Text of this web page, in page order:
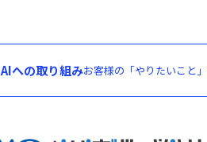
AIへの取り組みお客様の「やりたいこと